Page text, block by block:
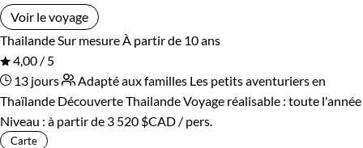
Voir le voyage
ThailandeSur mesureÀ partir de 10 ans
4,00 / 5
13 jours
Adapté aux familles Les petits aventuriers en
Thaïlande Découverte ThailandeVoyage réalisable : toute l'année
Niveau : à partir de 3 520 $CAD / pers.
Carte